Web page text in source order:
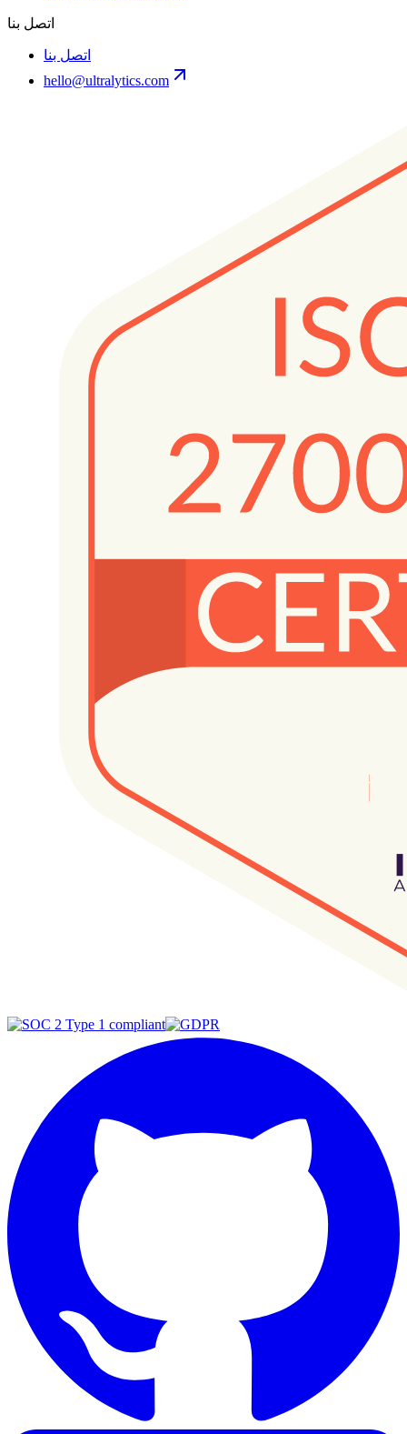
اتصل بنا
اتصل بنا
hello@ultralytics.com